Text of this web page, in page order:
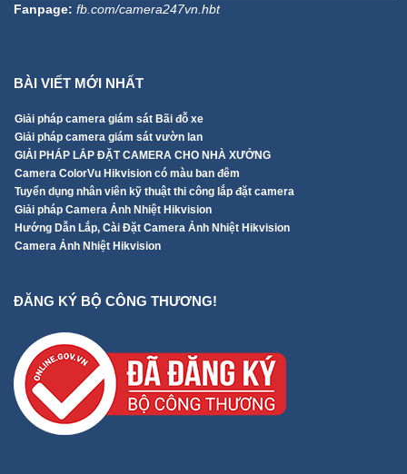
Fanpage: fb.com/camera247vn.hbt
BÀI VIẾT MỚI NHẤT
Giải pháp camera giám sát Bãi đỗ xe
Giải pháp camera giám sát vườn lan
GIẢI PHÁP LẮP ĐẶT CAMERA CHO NHÀ XƯỞNG
Camera ColorVu Hikvision có màu ban đêm
Tuyển dụng nhân viên kỹ thuật thi công lắp đặt camera
Giải pháp Camera Ảnh Nhiệt Hikvision
Hướng Dẫn Lắp, Cài Đặt Camera Ảnh Nhiệt Hikvision
Camera Ảnh Nhiệt Hikvision
ĐĂNG KÝ BỘ CÔNG THƯƠNG!